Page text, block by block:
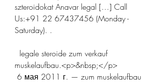
szteroidokat Anavar legal […] Call
Us:+91 22 67437456 (Monday -
Saturday). .
muskelaufbau.<p>&nbsp;</p>